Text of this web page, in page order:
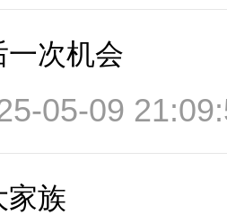
一次机会
05-09
家族